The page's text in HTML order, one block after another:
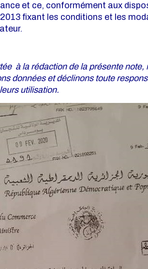
et ce, conformément aux
fixant les conditions et les
à la rédaction de la présente
données et déclinons toute
utilisation.